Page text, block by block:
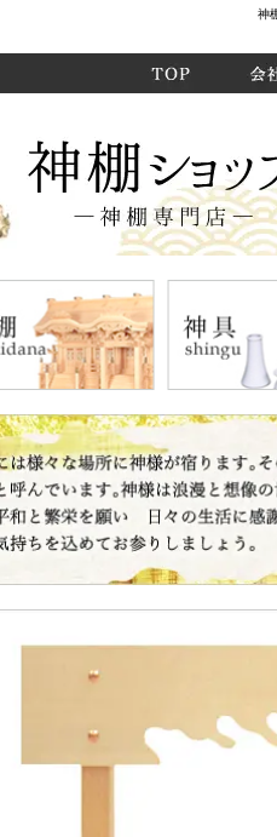
神